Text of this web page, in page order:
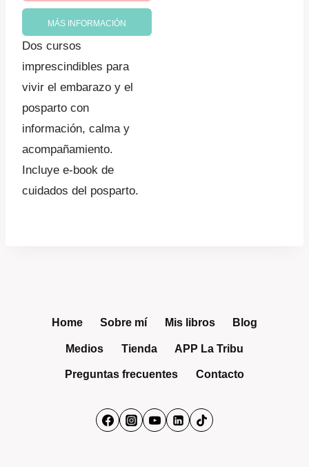
$ 266.033,10.
MÁS INFORMACIÓN
Dos cursos
imprescindibles para
vivir el embarazo y el
posparto con
información, calma y
acompañamiento.
Incluye e-book de
cuidados del posparto.
Home Sobre mí Mis libros Blog
Medios Tienda APP La Tribu
Preguntas frecuentes Contacto